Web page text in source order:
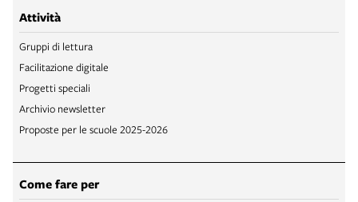
Attività
Gruppi di lettura
Facilitazione digitale
Progetti speciali
Archivio newsletter
Proposte per le scuole 2025-2026
Come fare per